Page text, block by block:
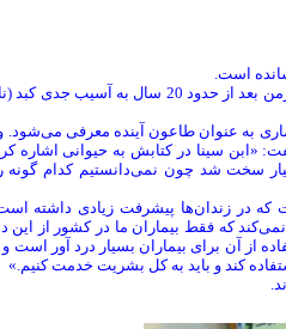
است.
این بیماری باعث تخریب تدریجی کبد شده و حدود 25 درصد افراد با هپاتیت سی مزمن بعد
به عنوان طاعون آینده معرفی
«ابن سینا در کتابش به حیوانی اشاره
این حیوان 10 گونه است و کار ما بسیار سخت شد چون نمی‌دانستیم
که در زندان‌ها پیشرفت زیادی داشته
که فقط بیماران ما در کشور از این
از آن برای بیماران بسیار درد آور است و
کند و باید به کل بشریت خدمت کنیم.»